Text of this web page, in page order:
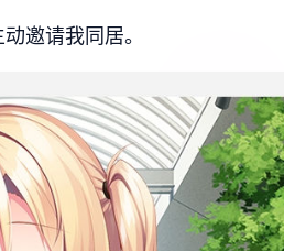
邀请我同居。